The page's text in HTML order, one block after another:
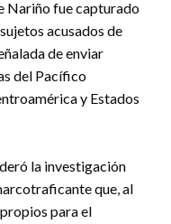
Nariño fue capturado
acusados de
de enviar
del Pacífico
y Estados
la investigación
que, al
para el